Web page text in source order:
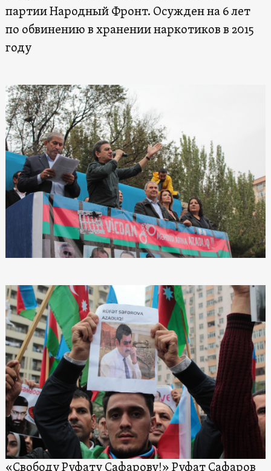
партии Народный Фронт. Осужден на 6 лет
по обвинению в хранении наркотиков в 2015
году